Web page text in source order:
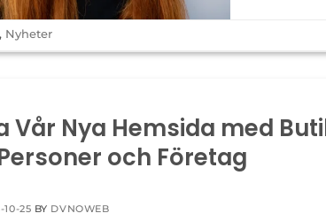
, Nyheter
Vår Nya Hemsida med
och Företag
10-25 BY DVNOWEB